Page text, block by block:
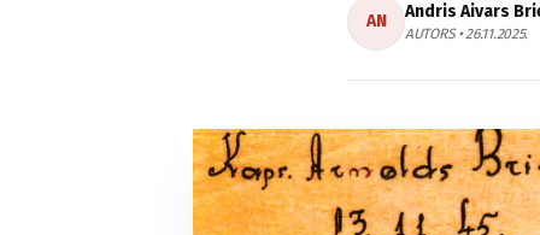
AN Andris Aivars
AUTORS • 26.11.2025.